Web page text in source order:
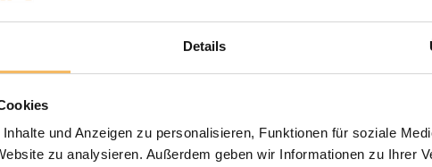
Details
und Anzeigen zu personalisieren, Funktionen für soziale
zu analysieren. Außerdem geben wir Informationen zu Ihrer
Ihre Bewertung hinzufügen
liefern wir nicht
Paketdienst
möglich, bei der
Die Badmöbel
Die Versandkosten
und für den eigenen